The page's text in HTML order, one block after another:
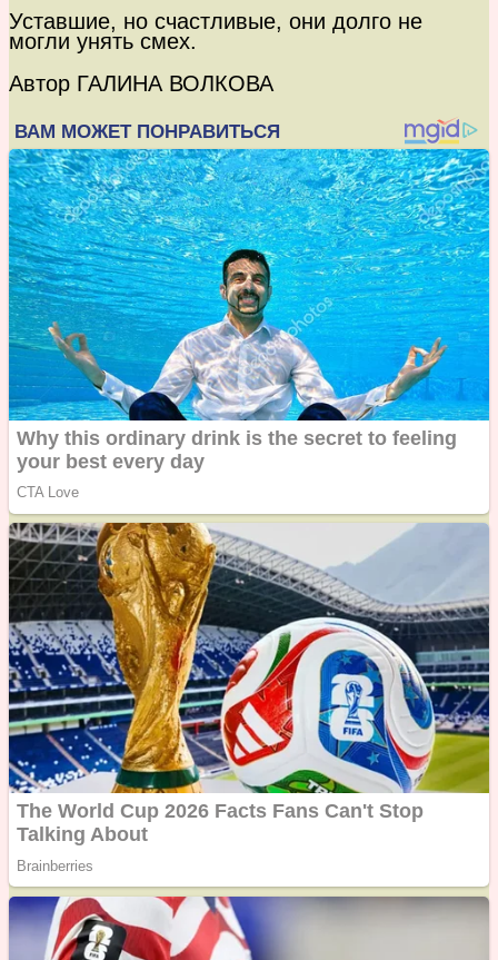
Уставшие, но счастливые, они долго не
могли унять смех.
Автор ГАЛИНА ВОЛКОВА